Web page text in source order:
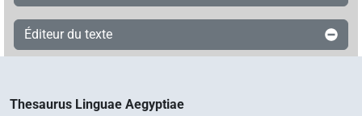
Éditeur du texte
Thesaurus Linguae Aegyptiae